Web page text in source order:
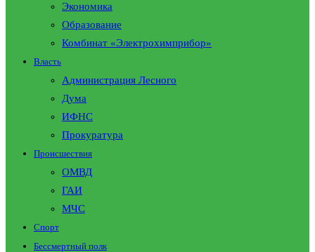
Экономика
Образование
Комбинат «Электрохимприбор»
Власть
Администрация Лесного
Дума
ИФНС
Прокуратура
Происшествия
ОМВД
ГАИ
МЧС
Спорт
Бессмертный полк